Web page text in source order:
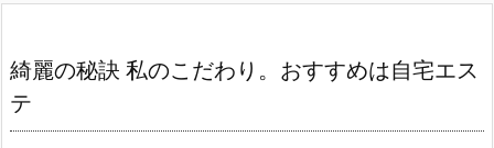
綺麗の秘訣 私のこだわり。おすすめは自宅エス
テ